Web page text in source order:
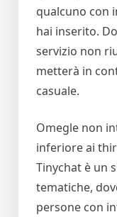
qualcuno con
hai inserito.
servizio non
metterà in
casuale.
Omegle non
inferiore ai
Tinychat è un
tematiche,
persone con